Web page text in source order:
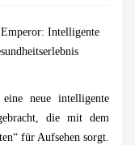
Intelligente
neue intelligente
die mit dem
für Aufsehen sorgt.